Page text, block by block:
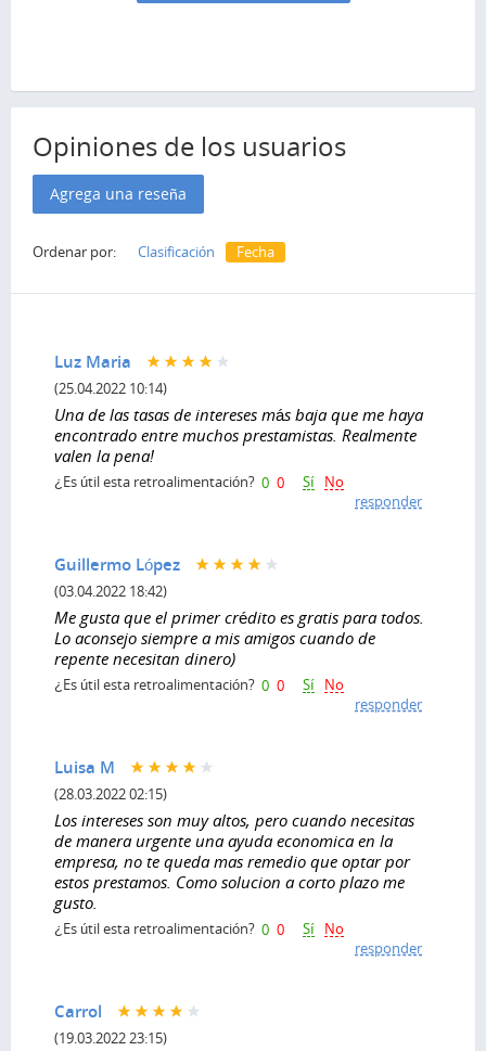
Opiniones de los usuarios
Agrega una reseña
Ordenar por: Clasificación Fecha
Luz Maria
(25.04.2022 10:14)
Una de las tasas de intereses más baja que me haya
encontrado entre muchos prestamistas. Realmente
valen la pena!
¿Es útil esta retroalimentación? 0 0 Sí No
responder
Guillermo López
(03.04.2022 18:42)
Me gusta que el primer crédito es gratis para todos.
Lo aconsejo siempre a mis amigos cuando de
repente necesitan dinero)
¿Es útil esta retroalimentación? 0 0 Sí No
responder
Luisa M
(28.03.2022 02:15)
Los intereses son muy altos, pero cuando necesitas
de manera urgente una ayuda economica en la
empresa, no te queda mas remedio que optar por
estos prestamos. Como solucion a corto plazo me
gusto.
¿Es útil esta retroalimentación? 0 0 Sí No
responder
Carrol
(19.03.2022 23:15)